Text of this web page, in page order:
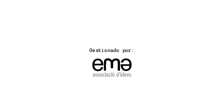
Gestionado por: